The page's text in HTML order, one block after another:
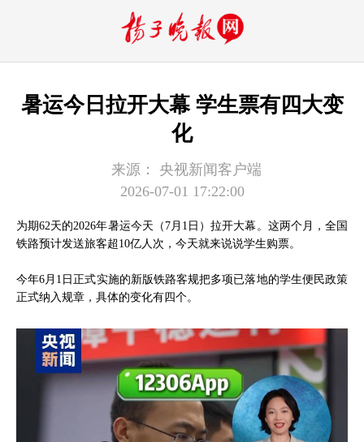
暑运今日拉开大幕 学生票有四大变
化
来源：
央视新闻客户端
2026-07-01 17:22:00
为期62天的2026年暑运今天（7月1日）拉开大幕。这两个月，全国
铁路预计发送旅客超10亿人次，今天就来说说学生购票。
今年6月1日正式实施的新版铁路客规把多项已落地的学生便民政策
正式纳入规章，具体的变化有四个。